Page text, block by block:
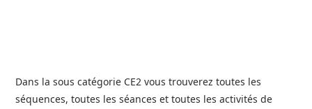
Dans la sous catégorie CE2 vous trouverez toutes les
séquences, toutes les séances et toutes les activités de